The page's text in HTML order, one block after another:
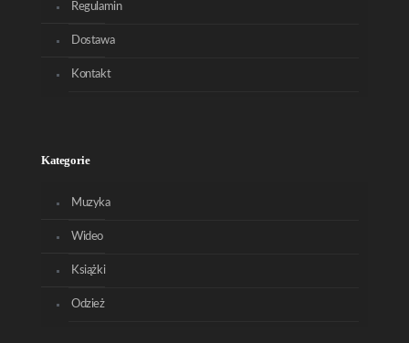
Regulamin
Dostawa
Kontakt
Kategorie
Muzyka
Wideo
Książki
Odzież